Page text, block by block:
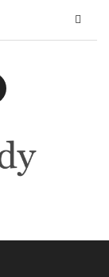
×